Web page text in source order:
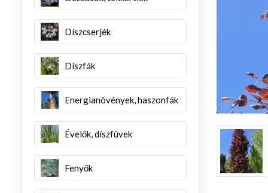
Díszcserjék
Díszfák
Energianövények, haszonfák
Évelők, díszfüvek
Fenyők